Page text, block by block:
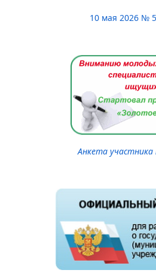
10 мая 2026 №
Анкета